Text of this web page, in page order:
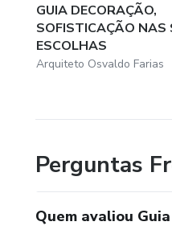
GUIA DECORAÇÃO,
SOFISTICAÇÃO NAS
ESCOLHAS
Arquiteto Osvaldo Farias
Perguntas
Quem avaliou